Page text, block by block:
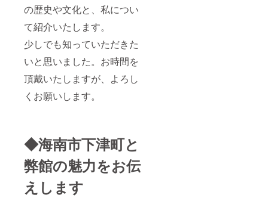
の歴史や文化と、私につい
て紹介いたします。
少しでも知っていただきた
いと思いました。お時間を
頂戴いたしますが、よろし
くお願いします。
◆海南市下津町と
弊館の魅力をお伝
えします